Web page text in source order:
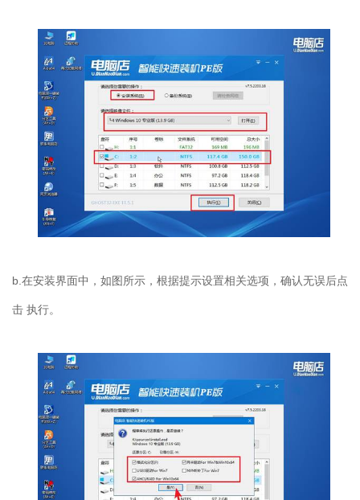
b.在安装界面中，如图所示，根据提示设置相关选项，确认无误后点
击 执行。